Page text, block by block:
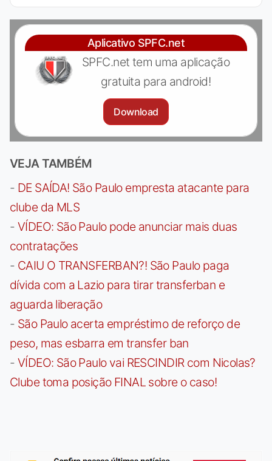
Aplicativo SPFC.net
SPFC.net tem uma aplicação
gratuita para android!
Download
VEJA TAMBÉM
- DE SAÍDA! São Paulo empresta atacante para
clube da MLS
- VÍDEO: São Paulo pode anunciar mais duas
contratações
- CAIU O TRANSFERBAN?! São Paulo paga
dívida com a Lazio para tirar transferban e
aguarda liberação
- São Paulo acerta empréstimo de reforço de
peso, mas esbarra em transfer ban
- VÍDEO: São Paulo vai RESCINDIR com Nicolas?
Clube toma posição FINAL sobre o caso!